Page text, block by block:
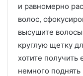
и равномерно
волос,
высушите
круглую щетку
хотите
немного